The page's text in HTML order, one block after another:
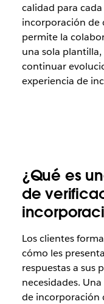
calidad para
incorporación de
permite la
una sola
continuar
experiencia de
¿Qué es
de
Los clientes
cómo les
respuestas a sus
necesidades.
de incorporación